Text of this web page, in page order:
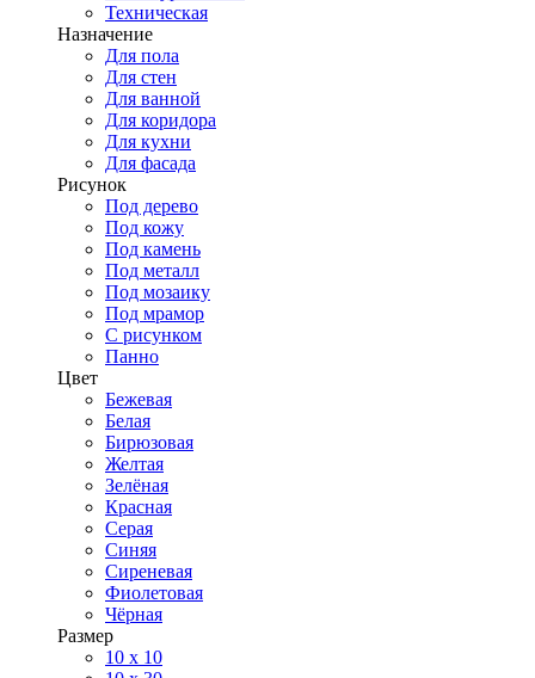
Техническая
Назначение
Для пола
Для стен
Для ванной
Для коридора
Для кухни
Для фасада
Рисунок
Под дерево
Под кожу
Под камень
Под металл
Под мозаику
Под мрамор
С рисунком
Панно
Цвет
Бежевая
Белая
Бирюзовая
Желтая
Зелёная
Красная
Серая
Синяя
Сиреневая
Фиолетовая
Чёрная
Размер
10 х 10